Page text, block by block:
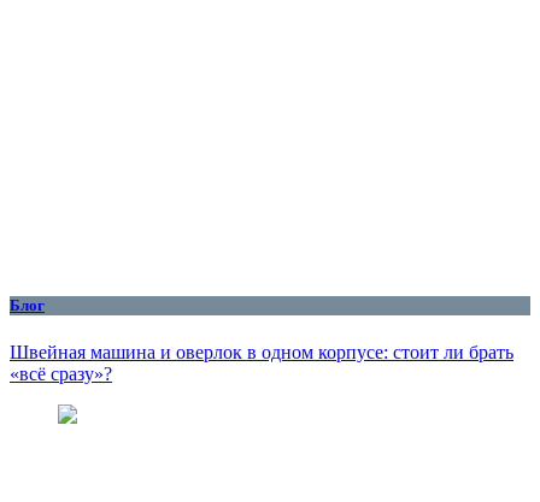
Блог
Швейная машина и оверлок в одном корпусе: стоит ли брать
«всё сразу»?